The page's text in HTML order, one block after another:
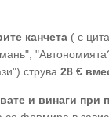
канчета ( с
струва 28 €
и винаги при